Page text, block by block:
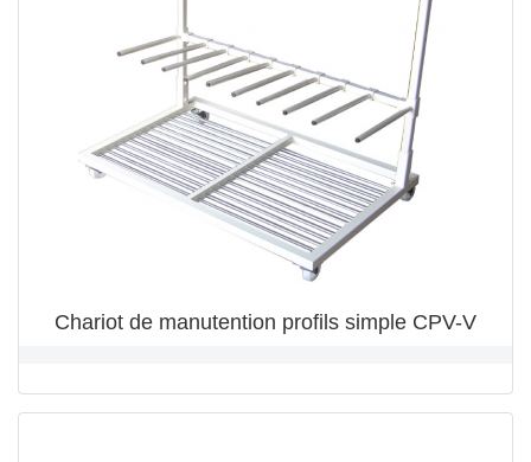
Chariot de manutention profils simple CPV-V